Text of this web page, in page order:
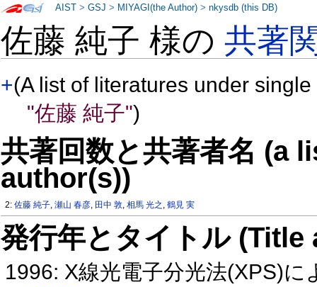
佐藤 純子 様の共著
+(A list of literatures under
"佐藤 純子")
共著回数と共著者名 (a
author(s))
2:佐藤 純子,瀬山 春彦, 田中 敦,相馬 光之 ,鶴見 実
発行年とタイトル
1996: X線光電子分光法(XPS)
AIST >GSJ > MIYAGI(the Author) >nkysdb (this DB)